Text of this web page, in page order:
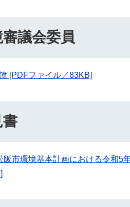
議会委員
[PDFファイル／83KB]
書
阪市環境基本計画における令和5